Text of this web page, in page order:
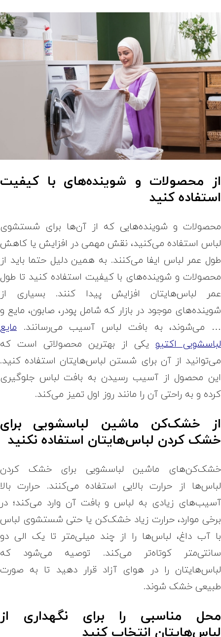
از محصولات و شوینده‌های با کیفیت
استفاده کنید
محصولات و شوینده‌هایی که از آن‌ها برای شستشوی
لباس استفاده می‌کنید، نقش مهمی در افزایش یا کاهش
طول عمر لباس ایفا می‌کنند. به همین دلیل حتما باید از
محصولات و شوینده‌های با کیفیت استفاده کنید تا طول
عمر لباس‌هایتان افزایش پیدا کنند. بسیاری از
شوینده‌های موجود در بازار که شامل پودر، صابون، مایع و
… می‌شوند، به بافت لباس آسیب می‌رسانند.مایع
لباسشویی اکتیویکی از بهترین محصولاتی است که
می‌توانید از آن برای شستن لباس‌هایتان استفاده کنید.
این محصول از آسیب رسیدن به بافت لباس جلوگیری
کرده و به راحتی آن را مانند روز اول تمیز می‌کند.
از خشک‌کن ماشین لباسشویی برای
خشک کردن لباس‌هایتان استفاده نکنید
خشک‌کن‌های ماشین لباسشویی برای خشک کردن
لباس‌ها از حرارت بالایی استفاده می‌کنند. حرارت بالا
آسیب‌های زیادی به لباس و بافت آن وارد می‌کند؛ در
برخی موارد، حرارت زیاد خشک‌کن یا حتی شستشوی لباس
با آب داغ، لباس‌ها را از چند میلی‌متر تا یک الی دو
سانتی‌متر کوتاه‌تر می‌کند. توصیه می‌شود که
لباس‌هایتان را در هوای آزاد قرار دهید تا به صورت
طبیعی خشک شوند.
محل مناسبی را برای نگهداری از
لباس‌هایتان انتخاب کنید